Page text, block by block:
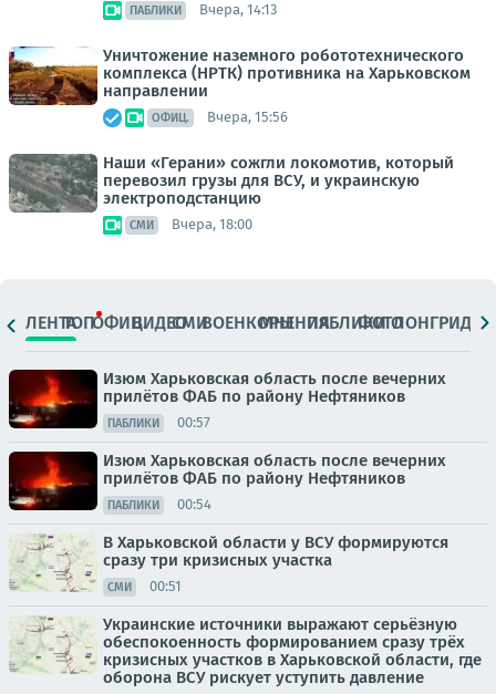
ПАБЛИКИ Вчера, 14:13
Уничтожение наземного робототехнического
комплекса (НРТК) противника на Харьковском
направлении
ОФИЦ. Вчера, 15:56
Наши «Герани» сожгли локомотив, который
перевозил грузы для ВСУ, и украинскую
электроподстанцию
СМИ Вчера, 18:00
ЛЕНТАТОПОФИЦ.ВИДЕОСМИВОЕНКОРЫМНЕНИЯПАБЛИКИ
ФОТОЛОНГРИДЫ
Изюм Харьковская область после вечерних
прилётов ФАБ по району Нефтяников
ПАБЛИКИ 00:57
Изюм Харьковская область после вечерних
прилётов ФАБ по району Нефтяников
ПАБЛИКИ 00:54
В Харьковской области у ВСУ формируются
сразу три кризисных участка
СМИ 00:51
Украинские источники выражают серьёзную
обеспокоенность формированием сразу трёх
кризисных участков в Харьковской области, где
оборона ВСУ рискует уступить давление